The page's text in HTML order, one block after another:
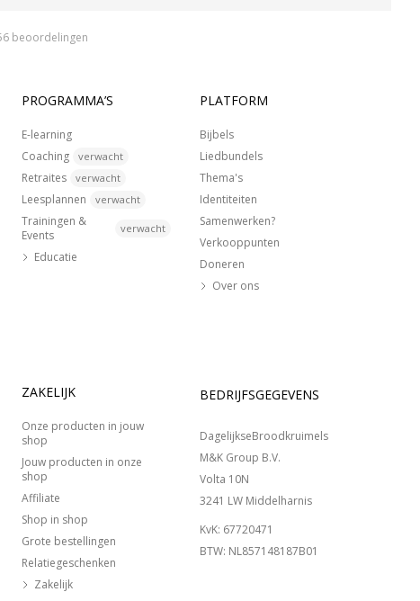
beoordelingen
PROGRAMMA’S
E-learning
Coaching
verwacht
Retraites verwacht
Leesplannen verwacht
Trainingen &
Events
verwacht
Educatie
PLATFORM
Bijbels
Liedbundels
Thema's
Identiteiten
Samenwerken?
Verkooppunten
Doneren
Over ons
ZAKELIJK
Onze producten in jouw
shop
Jouw producten in onze
shop
Affiliate
Shop in shop
Grote bestellingen
Relatiegeschenken
Zakelijk
BEDRIJFSGEGEVENS
DagelijkseBroodkruimels
M&K Group B.V.
Volta 10N
3241 LW Middelharnis
KvK: 67720471
BTW: NL857148187B01